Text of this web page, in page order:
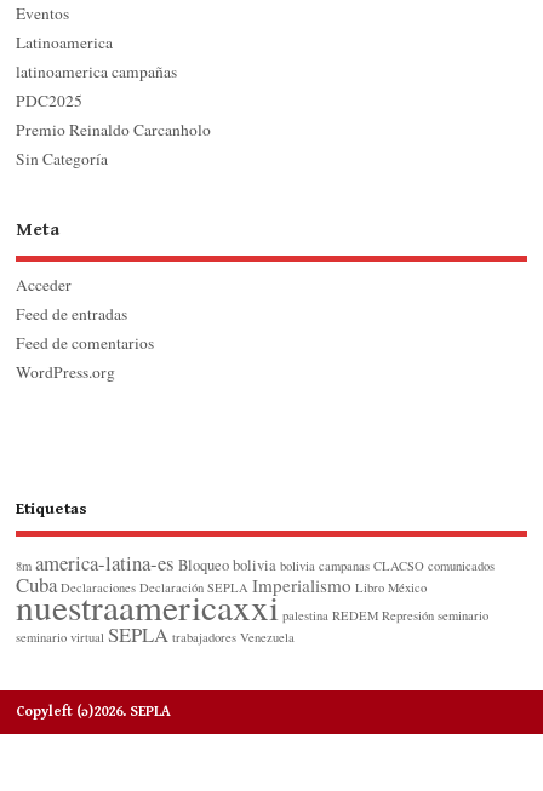
Eventos
Latinoamerica
latinoamerica campañas
PDC2025
Premio Reinaldo Carcanholo
Sin Categoría
Meta
Acceder
Feed de entradas
Feed de comentarios
WordPress.org
Etiquetas
8m america-latina-es Bloqueo bolivia bolivia campanas CLACSO comunicados
Cuba Declaraciones Declaración SEPLA Imperialismo Libro México
nuestraamericaxxi palestina REDEM Represión seminario
seminario virtual SEPLA trabajadores Venezuela
Copyleft (ɔ)2026. SEPLA